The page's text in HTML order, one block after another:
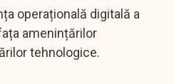
operațională digitală a
amenințărilor
tehnologice.